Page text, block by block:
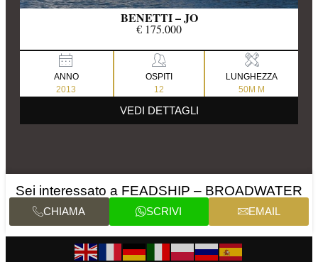
BENETTI – JO
€ 175.000
ANNO
2013
OSPITI
12
LUNGHEZZA
50M M
VEDI DETTAGLI
Sei interessato a FEADSHIP – BROADWATER
CHIAMA SCRIVI EMAIL